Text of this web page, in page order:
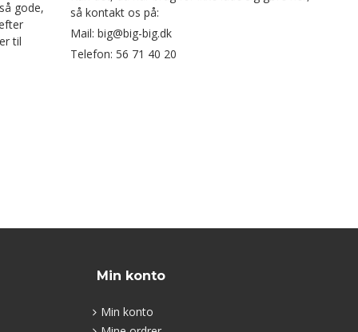
gode,
til
så kontakt os på:
Mail: big@big-big.dk
Telefon: 56 71 40 20
Min konto
Min konto